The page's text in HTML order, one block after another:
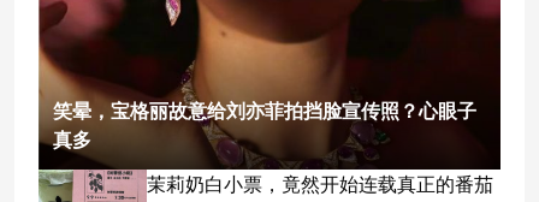
笑晕，宝格丽故意给刘亦菲拍挡脸宣传照？心眼子
真多
茉莉奶白小票，竟然开始连载真正的番茄